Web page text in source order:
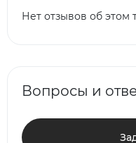
Нет отзывов об этом
Вопросы и